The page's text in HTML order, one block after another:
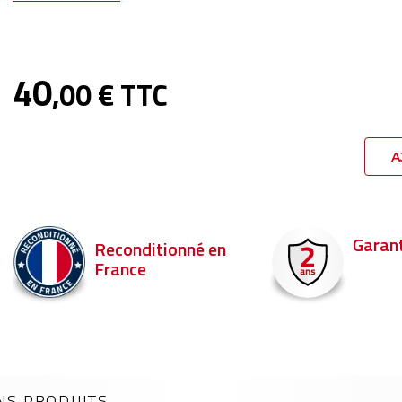
40,00 € TTC
Garantie 2 ans Livraison en
Commandez
pour être livré